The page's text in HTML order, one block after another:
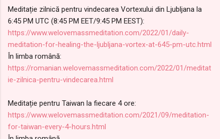
Meditație zilnică pentru vindecarea Vortexului din Ljubljana la
6:45 PM UTC (8:45 PM EET/9:45 PM EEST):
https://www.welovemassmeditation.com/2022/01/daily-
meditation-for-healing-the-ljubljana-vortex-at-645-pm-utc.html
În limba română:
https://romanian.welovemassmeditation.com/2022/01/meditat
ie-zilnica-pentru-vindecarea.html
Meditație pentru Taiwan la fiecare 4 ore:
https://www.welovemassmeditation.com/2021/09/meditation-
for-taiwan-every-4-hours.html